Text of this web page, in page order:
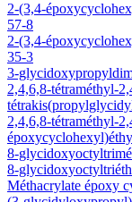
2-(3,4-
57-8
2-(3,4-
35-3
3-
2,4,6,8-tétraméthyl-
2,4,6,8-tétraméthyl-
8-
8-
Méthacrylate époxy